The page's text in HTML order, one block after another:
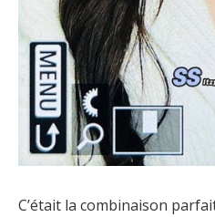
C’était la combinaison